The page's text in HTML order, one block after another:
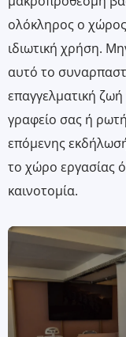
ολόκληρος ο
ιδιωτική χρήση.
αυτό το
επαγγελματική
γραφείο σας ή
επόμενης
το χώρο εργασίας
καινοτομία.